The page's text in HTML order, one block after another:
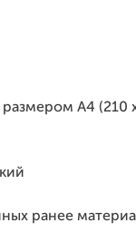
А4 (210
ранее